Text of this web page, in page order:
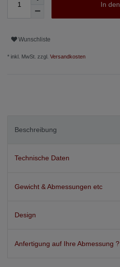
In
Wunschliste
* inkl. MwSt. zzgl. Versandkosten
Beschreibung
Technische Daten
Gewicht & Abmessungen etc
Design
Anfertigung auf Ihre Abmessung